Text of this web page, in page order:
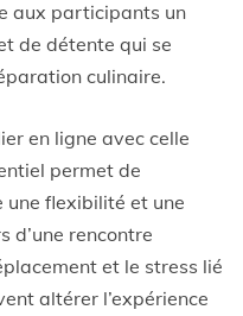
aux participants un
de détente qui se
culinaire.
en ligne avec celle
permet de
flexibilité et une
d’une rencontre
et le stress lié
altérer l’expérience